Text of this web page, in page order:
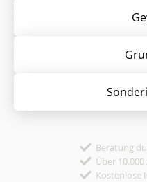
Beratung
Über
Kostenlose